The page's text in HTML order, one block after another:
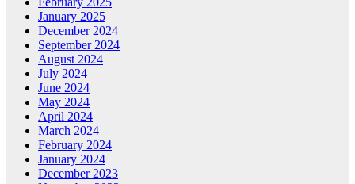
January 2025
December 2024
September 2024
August 2024
July 2024
June 2024
May 2024
April 2024
March 2024
February 2024
January 2024
December 2023